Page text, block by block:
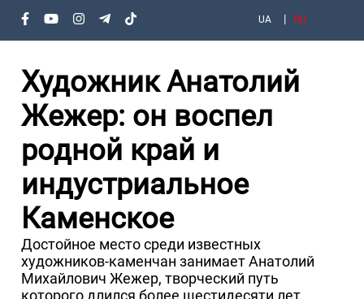
UA RU
Художник Анатолий
Жежер: он воспел
родной край и
индустриальное
Каменское
Достойное место среди известных
художников-каменчан занимает Анатолий
Михайлович Жежер, творческий путь
которого длился более шестидесяти лет.